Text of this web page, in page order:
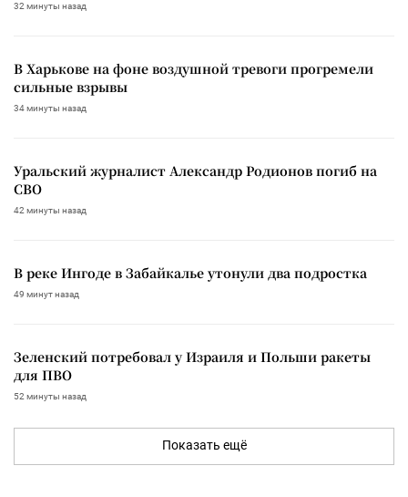
32 минуты назад
В Харькове на фоне воздушной тревоги прогремели
сильные взрывы
34 минуты назад
Уральский журналист Александр Родионов погиб на
СВО
42 минуты назад
В реке Ингоде в Забайкалье утонули два подростка
49 минут назад
Зеленский потребовал у Израиля и Польши ракеты
для ПВО
52 минуты назад
Показать ещё